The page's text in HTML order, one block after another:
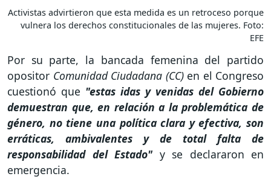
Activistas advirtieron que esta medida es un retroceso porque
vulnera los derechos constitucionales de las mujeres. Foto:
EFE
Por su parte, la bancada femenina del partido
opositor Comunidad Ciudadana (CC) en el Congreso
cuestionó que "estas idas y venidas del Gobierno
demuestran que, en relación a la problemática de
género, no tiene una política clara y efectiva, son
erráticas, ambivalentes y de total falta de
responsabilidad del Estado" y se declararon en
emergencia.